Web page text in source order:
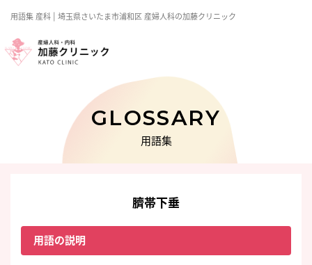
用語集 産科 | 埼玉県さいたま市浦和区 産婦人科の加藤クリニック
GLOSSARY
用語集
臍帯下垂
用語の説明